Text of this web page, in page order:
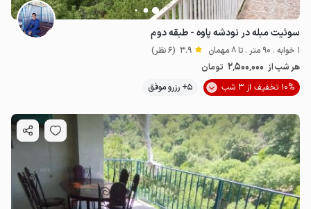
سوئیت مبله در نودشه پاوه - طبقه دوم
1 خوابه . 90 متر . تا 8 مهمان 3.9 (6 نظر)
هر شب از 2٬500٬000 تومان
10% تخفیف از 3 شب
5+ رزرو موفق